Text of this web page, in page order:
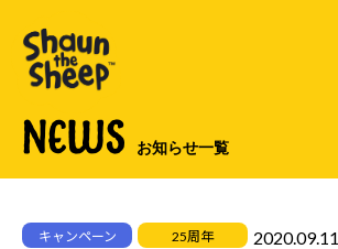
NEWS お知らせ一覧
キャンペーン 25周年 2020.09.11